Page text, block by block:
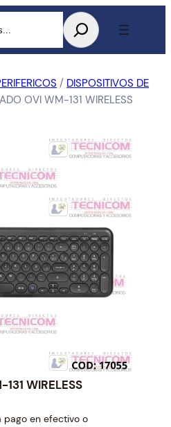
/ DISPOSITIVOS DE
OVI WM-131 WIRELESS
WIRELESS
pago en efectivo o